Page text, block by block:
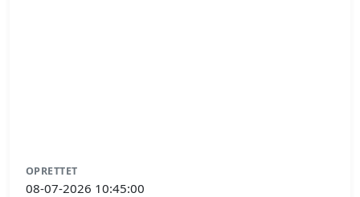
OPRETTET
08-07-2026 10:45:00